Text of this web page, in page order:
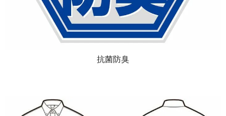
抗菌防臭